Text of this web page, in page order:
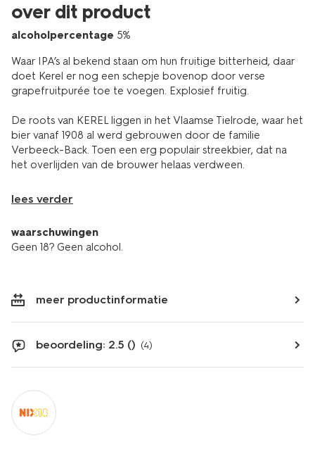
over dit product
alcoholpercentage 5%
Waar IPA’s al bekend staan om hun fruitige bitterheid, daar
doet Kerel er nog een schepje bovenop door verse
grapefruitpurée toe te voegen. Explosief fruitig.
De roots van KEREL liggen in het Vlaamse Tielrode, waar het
bier vanaf 1908 al werd gebrouwen door de familie
Verbeeck-Back. Toen een erg populair streekbier, dat na
het overlijden van de brouwer helaas verdween.
lees verder
waarschuwingen
Geen 18? Geen alcohol.
meer productinformatie
beoordeling: 2.5 () (4)